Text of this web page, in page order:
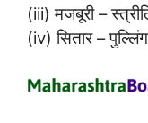
(iii) मजबूरी –
(iv) सितार –